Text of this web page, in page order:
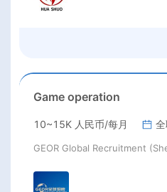
Game operation
10~15K 人民币/每月
GEOR Global Recruitment